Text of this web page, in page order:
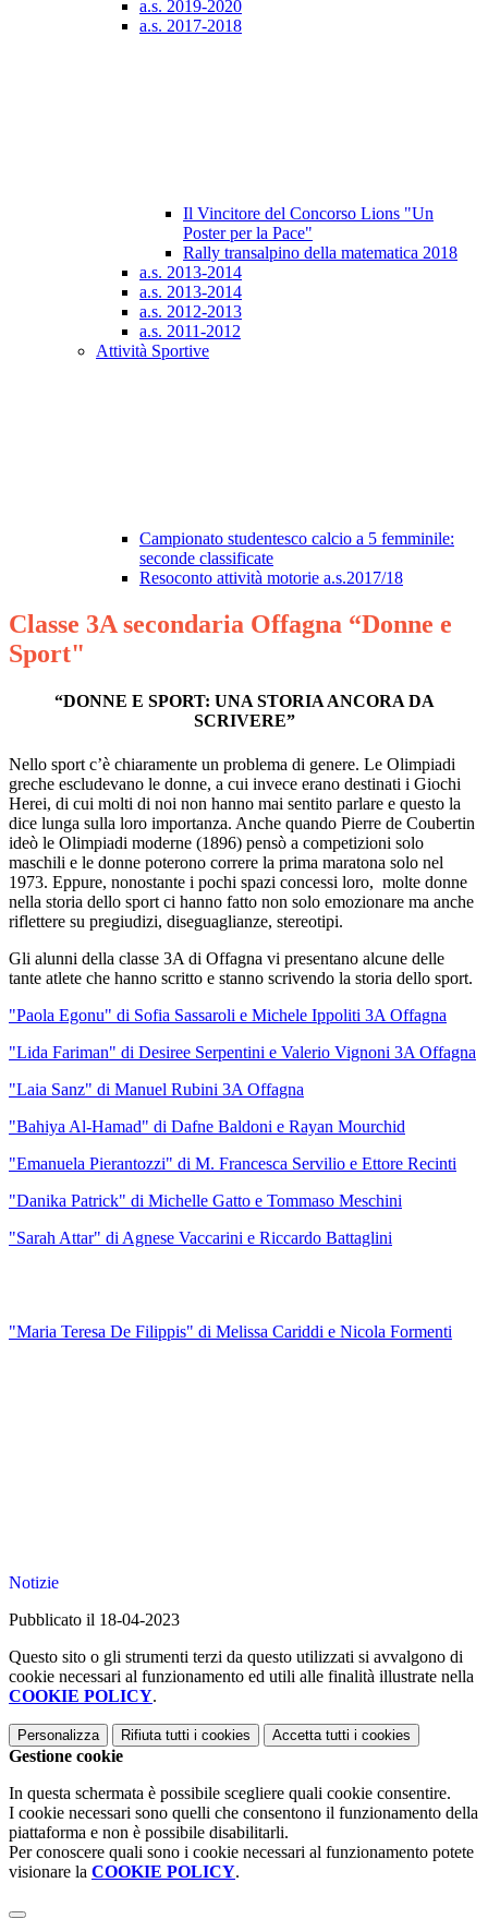
a.s. 2019-2020
a.s. 2017-2018
Il Vincitore del Concorso Lions "Un
Poster per la Pace"
Rally transalpino della matematica 2018
a.s. 2013-2014
a.s. 2013-2014
a.s. 2012-2013
a.s. 2011-2012
Attività Sportive
Campionato studentesco calcio a 5 femminile:
seconde classificate
Resoconto attività motorie a.s.2017/18
Classe 3A secondaria Offagna “Donne e
Sport"
“DONNE E SPORT: UNA STORIA ANCORA DA
SCRIVERE”
Nello sport c’è chiaramente un problema di genere. Le Olimpiadi
greche escludevano le donne, a cui invece erano destinati i Giochi
Herei, di cui molti di noi non hanno mai sentito parlare e questo la
dice lunga sulla loro importanza. Anche quando Pierre de Coubertin
ideò le Olimpiadi moderne (1896) pensò a competizioni solo
maschili e le donne poterono correre la prima maratona solo nel
1973. Eppure, nonostante i pochi spazi concessi loro, molte donne
nella storia dello sport ci hanno fatto non solo emozionare ma anche
riflettere su pregiudizi, diseguaglianze, stereotipi.
Gli alunni della classe 3A di Offagna vi presentano alcune delle
tante atlete che hanno scritto e stanno scrivendo la storia dello sport.
"Paola Egonu" di Sofia Sassaroli e Michele Ippoliti 3A Offagna
"Lida Fariman" di Desiree Serpentini e Valerio Vignoni 3A Offagna
"Laia Sanz" di Manuel Rubini 3A Offagna
"Bahiya Al-Hamad" di Dafne Baldoni e Rayan Mourchid
"Emanuela Pierantozzi" di M. Francesca Servilio e Ettore Recinti
"Danika Patrick" di Michelle Gatto e Tommaso Meschini
"Sarah Attar" di Agnese Vaccarini e Riccardo Battaglini
"Maria Teresa De Filippis" di Melissa Cariddi e Nicola Formenti
Notizie
Pubblicato il 18-04-2023
Questo sito o gli strumenti terzi da questo utilizzati si avvalgono di
cookie necessari al funzionamento ed utili alle finalità illustrate nella
COOKIE POLICY.
Personalizza Rifiuta tutti i cookies Accetta tutti i cookies
Gestione cookie
In questa schermata è possibile scegliere quali cookie consentire.
I cookie necessari sono quelli che consentono il funzionamento della
piattaforma e non è possibile disabilitarli.
Per conoscere quali sono i cookie necessari al funzionamento potete
visionare la COOKIE POLICY.